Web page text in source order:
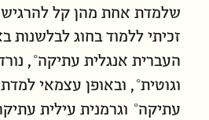
שלמדת אחת מהן קל להרגיש
זכיתי ללמוד בחוג לבלשנות
העברית אנגלית עתיקה ,
וגוטית , ובאופן עצמאי
עתיקה
וגרמנית עילית